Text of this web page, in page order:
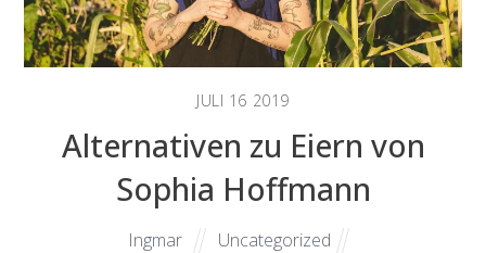
JULI 16 2019
Alternativen zu Eiern von
Sophia Hoffmann
Ingmar
Uncategorized